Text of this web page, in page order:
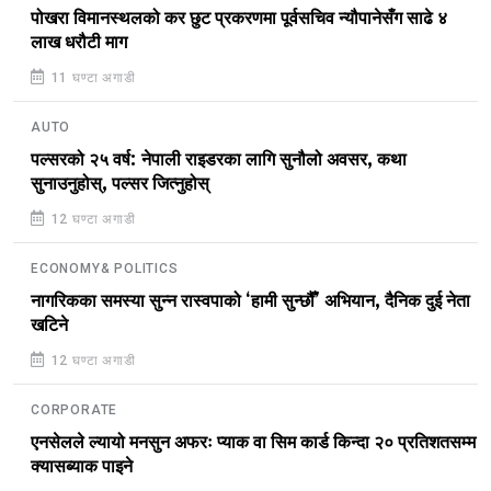
पोखरा विमानस्थलको कर छुट प्रकरणमा पूर्वसचिव न्यौपानेसँग साढे ४
लाख धरौटी माग
11 घण्टा अगाडी
AUTO
पल्सरको २५ वर्ष: नेपाली राइडरका लागि सुनौलो अवसर, कथा
सुनाउनुहोस्, पल्सर जित्नुहोस्
12 घण्टा अगाडी
ECONOMY& POLITICS
नागरिकका समस्या सुन्न रास्वपाको ‘हामी सुन्छौँ’ अभियान, दैनिक दुई नेता
खटिने
12 घण्टा अगाडी
CORPORATE
एनसेलले ल्यायो मनसुन अफरः प्याक वा सिम कार्ड किन्दा २० प्रतिशतसम्म
क्यासब्याक पाइने